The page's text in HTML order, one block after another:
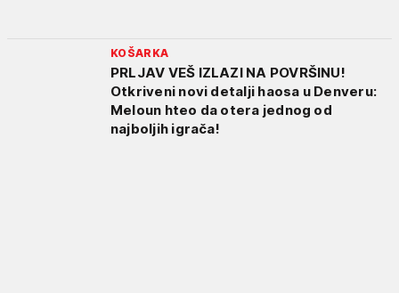
KOŠARKA
PRLJAV VEŠ IZLAZI NA POVRŠINU!
Otkriveni novi detalji haosa u Denveru:
Meloun hteo da otera jednog od
najboljih igrača!